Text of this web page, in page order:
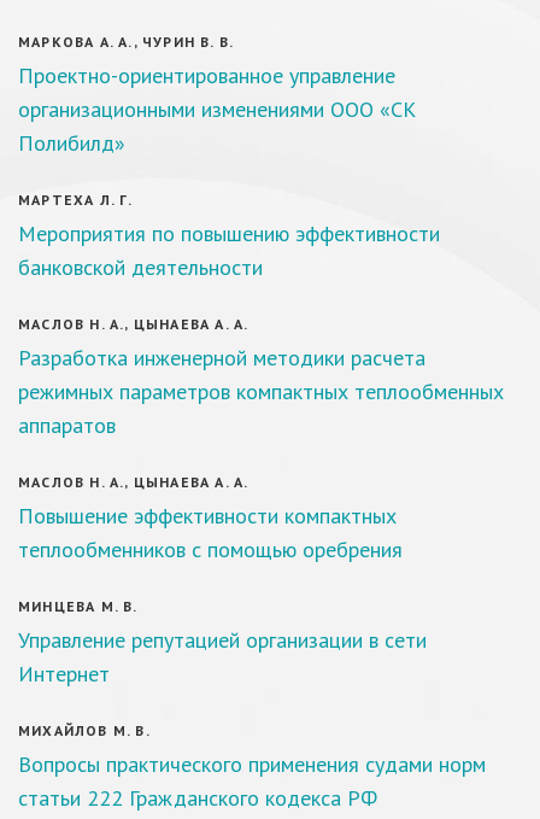
МАРКОВА А. А., ЧУРИН В. В.
Проектно-ориентированное управление
организационными изменениями ООО «СК
Полибилд»
МАРТЕХА Л. Г.
Мероприятия по повышению эффективности
банковской деятельности
МАСЛОВ Н. А., ЦЫНАЕВА А. А.
Разработка инженерной методики расчета
режимных параметров компактных теплообменных
аппаратов
МАСЛОВ Н. А., ЦЫНАЕВА А. А.
Повышение эффективности компактных
теплообменников с помощью оребрения
МИНЦЕВА М. В.
Управление репутацией организации в сети
Интернет
МИХАЙЛОВ М. В.
Вопросы практического применения судами норм
статьи 222 Гражданского кодекса РФ